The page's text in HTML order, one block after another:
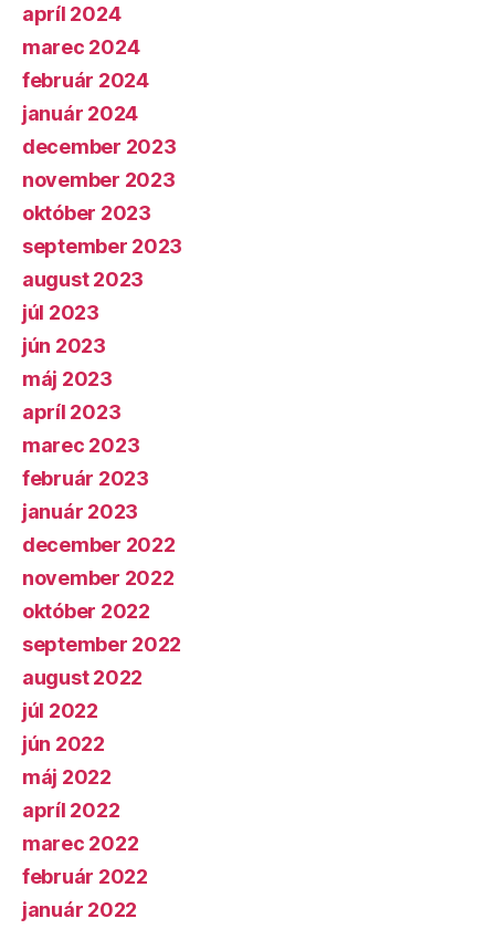
apríl 2024
marec 2024
február 2024
január 2024
december 2023
november 2023
október 2023
september 2023
august 2023
júl 2023
jún 2023
máj 2023
apríl 2023
marec 2023
február 2023
január 2023
december 2022
november 2022
október 2022
september 2022
august 2022
júl 2022
jún 2022
máj 2022
apríl 2022
marec 2022
február 2022
január 2022